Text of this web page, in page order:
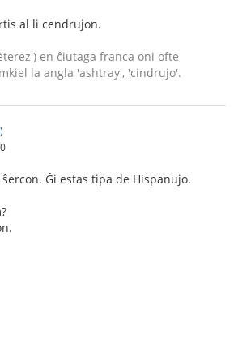
al li cendrujon.
en ĉiutaga franca oni ofte
la angla 'ashtray', 'cindrujo'.
)
Ĝi estas tipa de Hispanujo.